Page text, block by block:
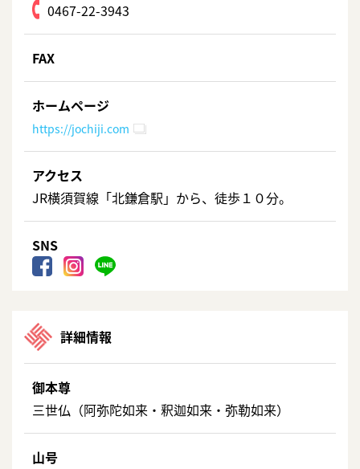
0467-22-3943
FAX
ホームページ
https://jochiji.com
アクセス
JR横須賀線「北鎌倉駅」から、徒歩１０分。
SNS
詳細情報
御本尊
三世仏（阿弥陀如来・釈迦如来・弥勒如来）
山号